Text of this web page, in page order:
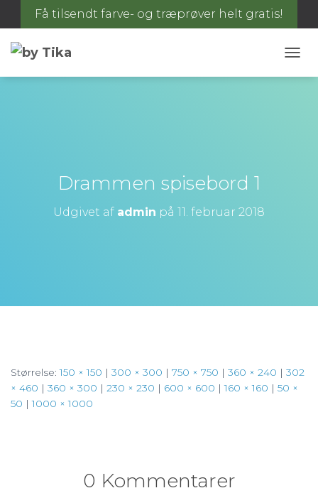
Få tilsendt farve- og træprøver helt gratis!
K
Drammen spisebord 1
Udgivet af admin på 11. februar 2018
Størrelse:150 × 150 | 300 × 300 | 750 × 750 | 360 × 240 | 302
× 460 | 360 × 300 | 230 × 230 | 600 × 600 | 160 × 160 | 50 ×
50 | 1000 × 1000
0 Kommentarer